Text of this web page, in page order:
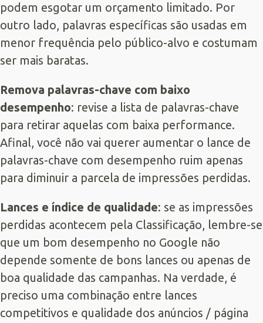
podem esgotar um orçamento limitado. Por
outro lado, palavras específicas são usadas em
menor frequência pelo público-alvo e costumam
ser mais baratas.
Remova palavras-chave com baixo
desempenho: revise a lista de palavras-chave
para retirar aquelas com baixa performance.
Afinal, você não vai querer aumentar o lance de
palavras-chave com desempenho ruim apenas
para diminuir a parcela de impressões perdidas.
Lances e índice de qualidade: se as impressões
perdidas acontecem pela Classificação, lembre-se
que um bom desempenho no Google não
depende somente de bons lances ou apenas de
boa qualidade das campanhas. Na verdade, é
preciso uma combinação entre lances
competitivos e qualidade dos anúncios / página